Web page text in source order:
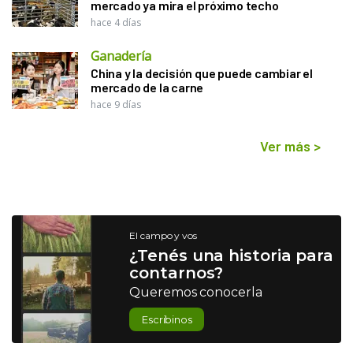
mercado ya mira el próximo techo
hace 4 días
Ganadería
China y la decisión que puede cambiar el
mercado de la carne
hace 9 días
Ver más >
El campo y vos
¿Tenés una historia para
contarnos?
Queremos conocerla
Escribinos